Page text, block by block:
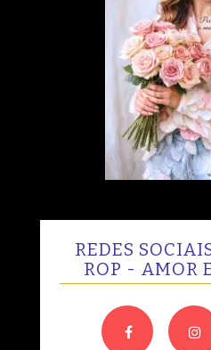
REDES
ROP - AMOR